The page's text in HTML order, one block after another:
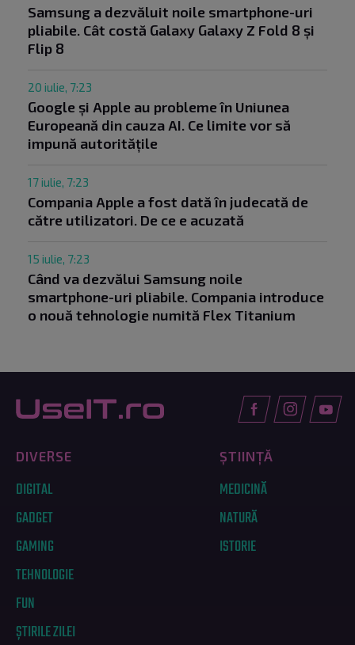
Samsung a dezvăluit noile smartphone-uri
pliabile. Cât costă Galaxy Galaxy Z Fold 8 și
Flip 8
20 iulie, 7:23
Google și Apple au probleme în Uniunea
Europeană din cauza AI. Ce limite vor să
impună autoritățile
17 iulie, 7:23
Compania Apple a fost dată în judecată de
către utilizatori. De ce e acuzată
15 iulie, 7:23
Când va dezvălui Samsung noile
smartphone-uri pliabile. Compania introduce
o nouă tehnologie numită Flex Titanium
DIVERSE
DIGITAL
GADGET
GAMING
TEHNOLOGIE
FUN
ȘTIRILE ZILEI
ȘTIINȚĂ
MEDICINĂ
NATURĂ
ISTORIE